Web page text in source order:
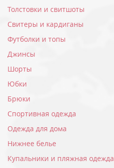
Толстовки и свитшоты
Свитеры и кардиганы
Футболки и топы
Джинсы
Шорты
Юбки
Брюки
Спортивная одежда
Одежда для дома
Нижнее белье
Купальники и пляжная одежда